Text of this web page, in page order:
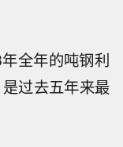
全年的吨钢利
过去五年来最